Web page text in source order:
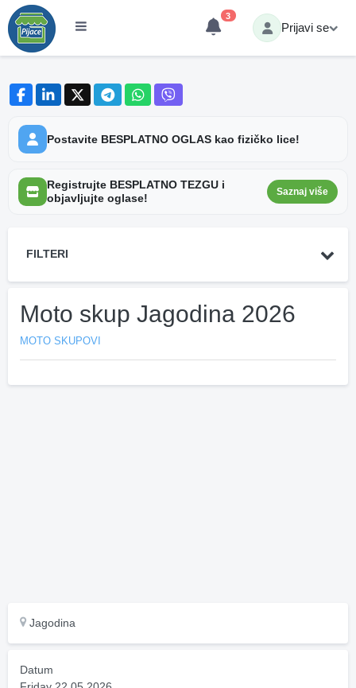
3
Prijavi se
Postavite BESPLATNO OGLAS kao fizičko lice!
Registrujte BESPLATNO TEZGU i
objavljujte oglase!
Saznaj više
FILTERI
Moto skup Jagodina 2026
MOTO SKUPOVI
Jagodina
Datum